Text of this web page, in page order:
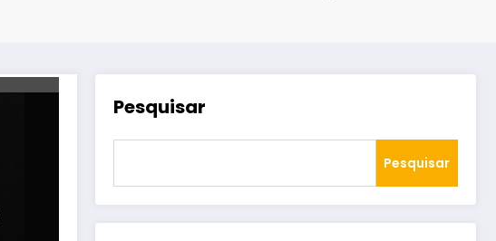
Pesquisar
Pesquisar